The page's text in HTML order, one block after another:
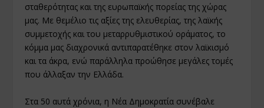
σταθερότητας και της ευρωπαϊκής πορείας της χώρας
μας. Με θεμέλιο τις αξίες της ελευθερίας, της λαϊκής
συμμετοχής και του μεταρρυθμιστικού οράματος, το
κόμμα μας διαχρονικά αντιπαρατέθηκε στον λαϊκισμό
και τα άκρα, ενώ παράλληλα προώθησε μεγάλες τομές
που άλλαξαν την Ελλάδα.
Στα 50 αυτά χρόνια, η Νέα Δημοκρατία συνέβαλε